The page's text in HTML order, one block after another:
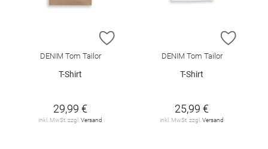
ZUR WUNSCHLISTE HINZUFÜGEN
DENIM Tom Tailor
T-Shirt
29,99 €
inkl. MwSt. zzgl.Versand
ZUR
DENIM Tom Tailor
T-Shirt
25,99 €
inkl. MwSt. zzgl.Versand